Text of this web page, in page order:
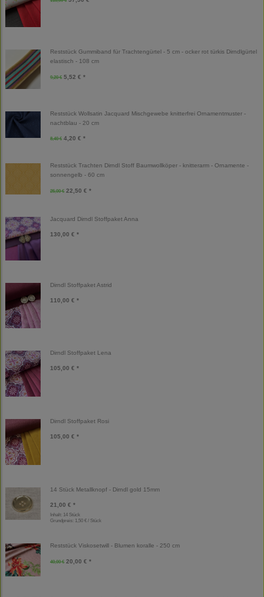
Reststück Gummiband für Trachtengürtel - 5 cm - ocker rot türkis Dirndlgürtel
elastisch - 108 cm
9,20 € 5,52 € *
Reststück Wollsatin Jacquard Mischgewebe knitterfrei Ornamentmuster -
nachtblau - 20 cm
8,40 € 4,20 € *
Reststück Trachten Dirndl Stoff Baumwollköper - knitterarm - Ornamente -
sonnengelb - 60 cm
25,00 € 22,50 € *
Jacquard Dirndl Stoffpaket Anna
130,00 € *
Dirndl Stoffpaket Astrid
110,00 € *
Dirndl Stoffpaket Lena
105,00 € *
Dirndl Stoffpaket Rosi
105,00 € *
14 Stück Metallknopf - Dirndl gold 15mm
21,00 € *
Inhalt: 14 Stück
Grundpreis: 1,50 € / Stück
Reststück Viskosetwill - Blumen koralle - 250 cm
40,00 € 20,00 € *